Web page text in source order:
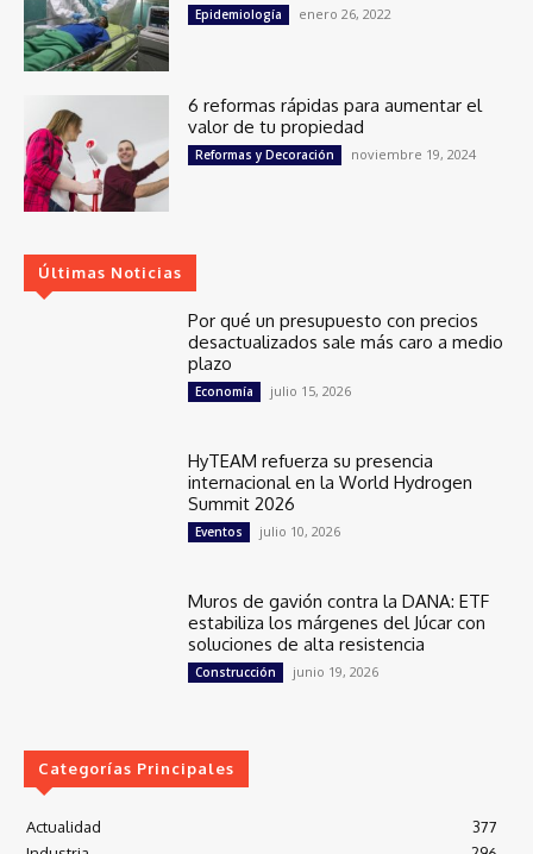
Epidemiología enero 26, 2022
6 reformas rápidas para aumentar el
valor de tu propiedad
Reformas y Decoración noviembre 19, 2024
Últimas Noticias
Por qué un presupuesto con precios
desactualizados sale más caro a medio
plazo
Economía julio 15, 2026
HyTEAM refuerza su presencia
internacional en la World Hydrogen
Summit 2026
Eventos julio 10, 2026
Muros de gavión contra la DANA: ETF
estabiliza los márgenes del Júcar con
soluciones de alta resistencia
Construcción junio 19, 2026
Categorías Principales
Actualidad
377